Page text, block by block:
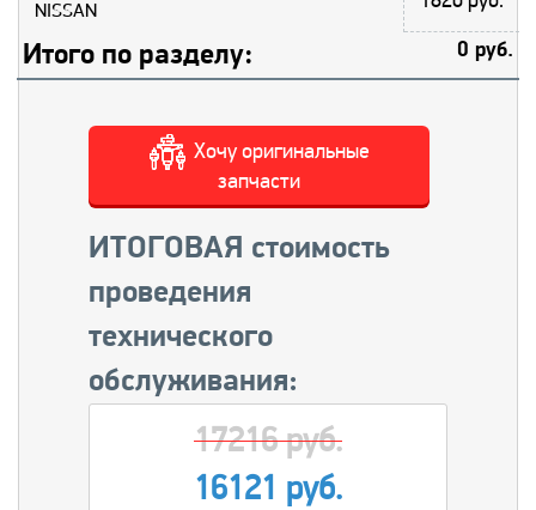
NISSAN
Итого по разделу: 0 руб.
ИТОГОВАЯ стоимость
проведения
технического
обслуживания:
Хочу оригинальные
запчасти
17216 руб.
16121 руб.